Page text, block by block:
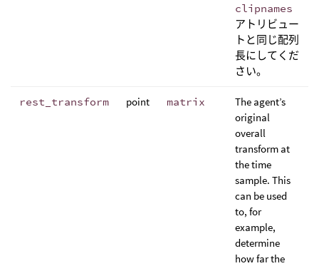
clipnames
アトリビュー
トと同じ配列
長にしてくだ
さい。
rest_transform point matrix
The agent’s
original
overall
transform at
the time
sample. This
can be used
to, for
example,
determine
how far the